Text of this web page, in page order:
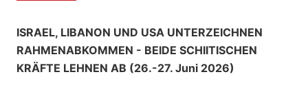
ISRAEL, LIBANON UND USA UNTERZEICHNEN
RAHMENABKOMMEN - BEIDE SCHIITISCHEN
KRÄFTE LEHNEN AB (26.-27. Juni 2026)